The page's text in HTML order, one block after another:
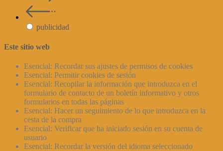
publicidad
Este sitio web
Esencial: Recordar sus ajustes de permisos de cookies
Esencial: Permitir cookies de sesión
Esencial: Recopilar la información que introduzca en el
formulario de contacto de un boletín informativo y otros
formularios en todas las páginas
Esencial: Hacer un seguimiento de lo que introduzca en la
cesta de la compra
Esencial: Verificar que ha iniciado sesión en su cuenta de
usuario
Esencial: Recordar la versión del idioma seleccionado